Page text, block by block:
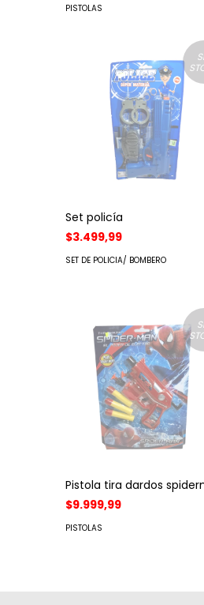
PISTOLAS
Set policía
$3.499,99
SET DE POLICIA/ BOMBERO
Pistola tira dardos
$9.999,99
PISTOLAS